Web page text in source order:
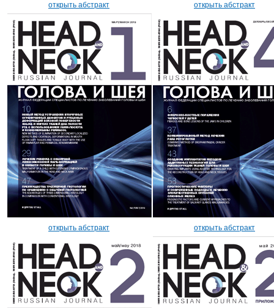
открыть абстракт открыть абстракт
открыть абстракт открыть абстракт